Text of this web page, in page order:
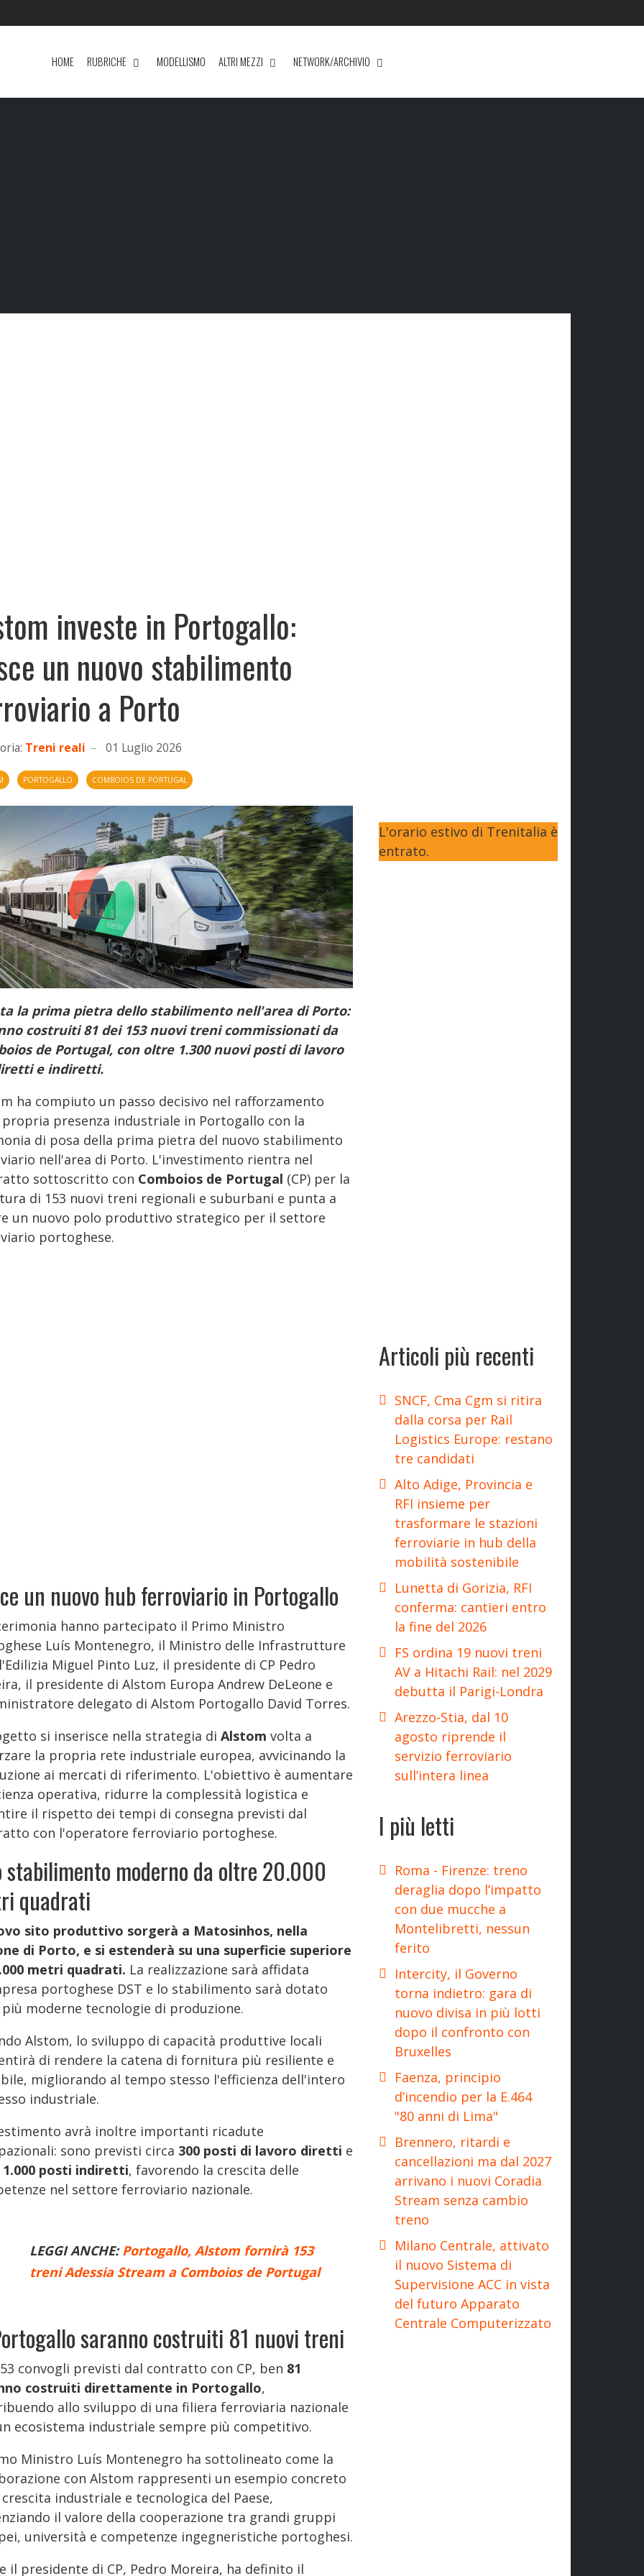
HOME RUBRICHE MODELLISMO ALTRI MEZZI NETWORK/ARCHIVIO
investe in Portogallo:
un nuovo stabilimento
a Porto
Treni reali 01 Luglio 2026
PORTOGALLO COMBOIOS DE PORTUGAL
la prima pietra dello stabilimento nell'area di Porto:
costruiti 81 dei 153 nuovi treni commissionati da
de Portugal, con oltre 1.300 nuovi posti di lavoro
e indiretti.
ha compiuto un passo decisivo nel rafforzamento
presenza industriale in Portogallo con la
di posa della prima pietra del nuovo stabilimento
nell'area di Porto. L'investimento rientra nel
sottoscritto con Comboios de Portugal (CP) per la
di 153 nuovi treni regionali e suburbani e punta a
un nuovo polo produttivo strategico per il settore
portoghese.
un nuovo hub ferroviario in Portogallo
hanno partecipato il Primo Ministro
Luís Montenegro, il Ministro delle Infrastrutture
Miguel Pinto Luz, il presidente di CP Pedro
il presidente di Alstom Europa Andrew DeLeone e
delegato di Alstom Portogallo David Torres.
si inserisce nella strategia di Alstom volta a
la propria rete industriale europea, avvicinando la
ai mercati di riferimento. L'obiettivo è aumentare
operativa, ridurre la complessità logistica e
il rispetto dei tempi di consegna previsti dal
con l'operatore ferroviario portoghese.
stabilimento moderno da oltre 20.000
quadrati
sito produttivo sorgerà a Matosinhos, nella
di Porto, e si estenderà su una superficie superiore
metri quadrati. La realizzazione sarà affidata
portoghese DST e lo stabilimento sarà dotato
moderne tecnologie di produzione.
Alstom, lo sviluppo di capacità produttive locali
di rendere la catena di fornitura più resiliente e
migliorando al tempo stesso l'efficienza dell'intero
industriale.
avrà inoltre importanti ricadute
sono previsti circa 300 posti di lavoro diretti e
1.000 posti indiretti, favorendo la crescita delle
nel settore ferroviario nazionale.
LEGGI ANCHE: Portogallo, Alstom fornirà 153
treni Adessia Stream a Comboios de Portugal
saranno costruiti 81 nuovi treni
convogli previsti dal contratto con CP, ben 81
costruiti direttamente in Portogallo,
allo sviluppo di una filiera ferroviaria nazionale
ecosistema industriale sempre più competitivo.
Ministro Luís Montenegro ha sottolineato come la
con Alstom rappresenti un esempio concreto
industriale e tecnologica del Paese,
il valore della cooperazione tra grandi gruppi
università e competenze ingegneristiche portoghesi.
il presidente di CP, Pedro Moreira, ha definito il
L'orario estivo di Trenitalia è
entrato.
Articoli più recenti
SNCF, Cma Cgm si ritira
dalla corsa per Rail
Logistics Europe: restano
tre candidati
Alto Adige, Provincia e
RFI insieme per
trasformare le stazioni
ferroviarie in hub della
mobilità sostenibile
Lunetta di Gorizia, RFI
conferma: cantieri entro
la fine del 2026
FS ordina 19 nuovi treni
AV a Hitachi Rail: nel 2029
debutta il Parigi-Londra
Arezzo-Stia, dal 10
agosto riprende il
servizio ferroviario
sull’intera linea
I più letti
Roma - Firenze: treno
deraglia dopo l’impatto
con due mucche a
Montelibretti, nessun
ferito
Intercity, il Governo
torna indietro: gara di
nuovo divisa in più lotti
dopo il confronto con
Bruxelles
Faenza, principio
d’incendio per la E.464
"80 anni di Lima"
Brennero, ritardi e
cancellazioni ma dal 2027
arrivano i nuovi Coradia
Stream senza cambio
treno
Milano Centrale, attivato
il nuovo Sistema di
Supervisione ACC in vista
del futuro Apparato
Centrale Computerizzato